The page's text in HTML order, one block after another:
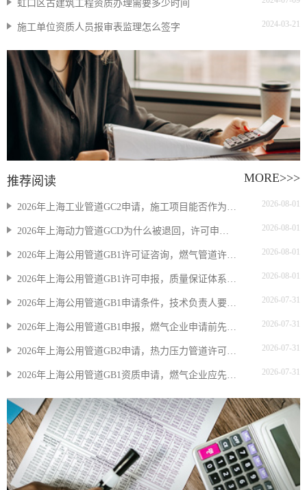
虹口区古建筑工程资质办理需要多少时间
施工单位资质人员报审表监理怎么签字 2024-03-21
推荐阅读 MORE>>>
2026年上海工业管道GC2申请，施工项目能否作为业绩 2026-08-01
2026年上海动力管道GCD为什么被退回，许可申报如何整改 2026-08-01
2026年上海公用管道GB1许可证咨询，燃气管道许可范围怎么确认 2026-08-01
2026年上海公用管道GB1许可申报，质量保证体系如何准备 2026-08-01
2026年上海公用管道GB1申请条件，技术负责人要求是什么 2026-07-31
2026年上海公用管道GB1申报，燃气企业申请前先核查什么 2026-07-31
2026年上海公用管道GB2申请，热力压力管道许可要多久 2026-07-31
2026年上海公用管道GB1资质申请，燃气企业应先核对什么 2026-07-31